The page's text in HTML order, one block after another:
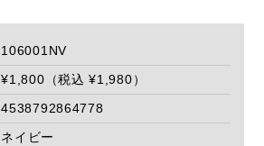
106001NV
¥1,800（税込 ¥1,980）
4538792864778
ネイビー